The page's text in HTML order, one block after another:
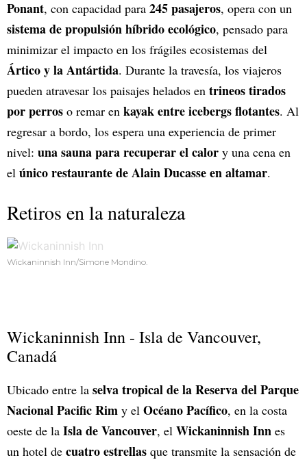
Ponant, con capacidad para 245 pasajeros, opera con un
sistema de propulsión híbrido ecológico, pensado para
minimizar el impacto en los frágiles ecosistemas del
Ártico y la Antártida. Durante la travesía, los viajeros
pueden atravesar los paisajes helados en trineos tirados
por perros o remar en kayak entre icebergs flotantes. Al
regresar a bordo, los espera una experiencia de primer
nivel: una sauna para recuperar el calor y una cena en
el único restaurante de Alain Ducasse en altamar.
Retiros en la naturaleza
Wickaninnish Inn/Simone Mondino.
Wickaninnish Inn - Isla de Vancouver,
Canadá
Ubicado entre la selva tropical de la Reserva del Parque
Nacional Pacific Rim y el Océano Pacífico, en la costa
oeste de la Isla de Vancouver, el Wickaninnish Inn es
un hotel de cuatro estrellas que transmite la sensación de